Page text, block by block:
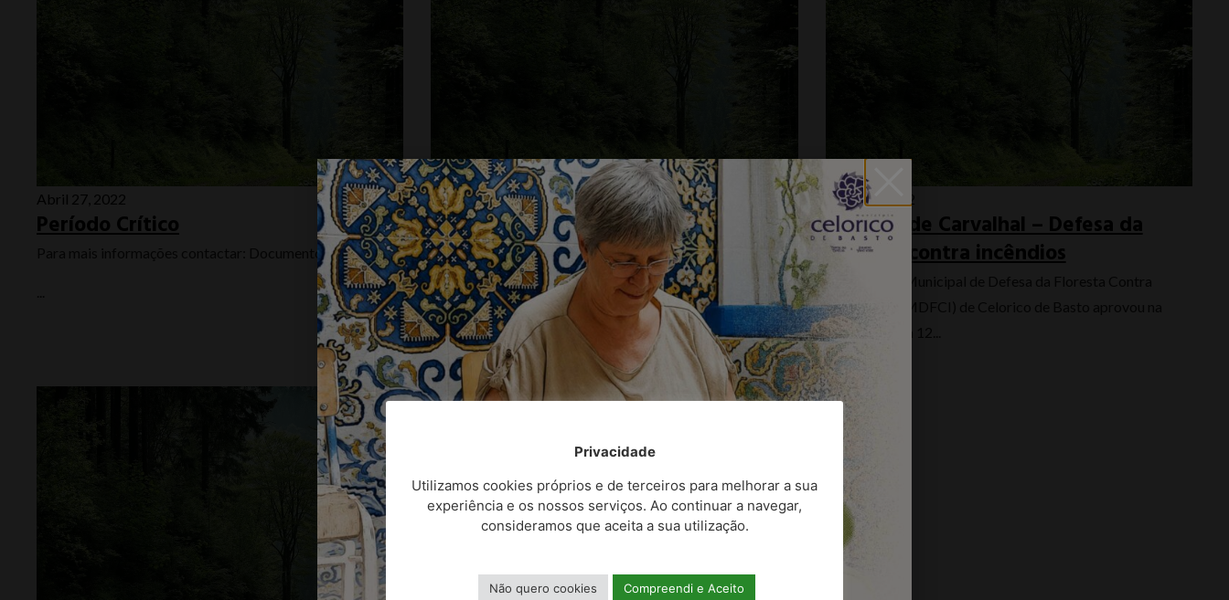
Abril 27, 2022
Período Crítico
Para mais informações contactar: Documentos
Abril 27, 2022
Queimas e Queimadas
Para mais informações contactar: Documentos
...
Abril 27, 2022
Floresta de Carvalhal – Defesa da
Floresta contra incêndios
Incêndios (CMDFCI) de Celorico de Basto aprovou na
reunião do dia 12...
Privacidade
Utilizamos cookies próprios e de terceiros para melhorar a sua
experiência e os nossos serviços. Ao continuar a navegar,
consideramos que aceita a sua utilização.
Não quero cookies Compreendi e Aceito